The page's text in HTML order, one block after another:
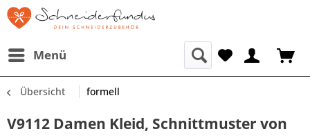
Menü
Übersicht formell
V9112 Damen Kleid, Schnittmuster von